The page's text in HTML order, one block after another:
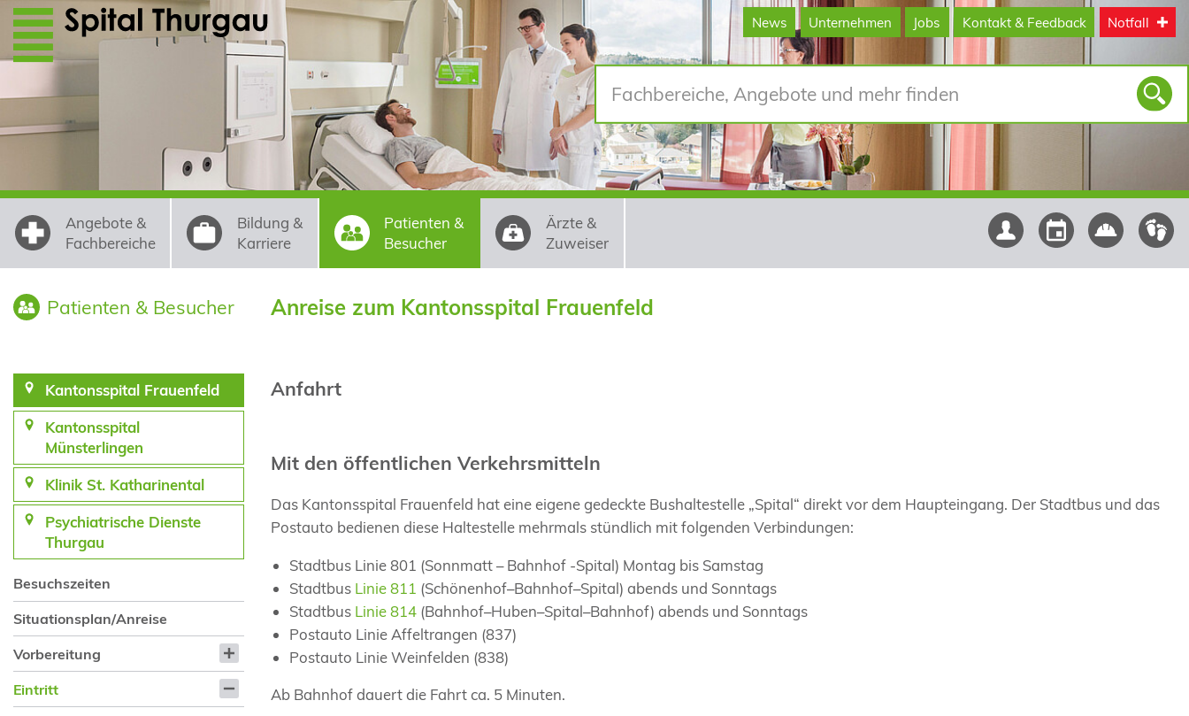
Direkt zum Inhalt
News Unternehmen Jobs Kontakt & Feedback Notfall
Angebote &
Fachbereiche
Bildung &
Karriere
Patienten &
Besucher
Ärzte &
Zuweiser
Patienten & Besucher
Kantonsspital Frauenfeld
Kantonsspital
Münsterlingen
Klinik St. Katharinental
Psychiatrische Dienste
Thurgau
Besuchszeiten
Situationsplan/Anreise
Vorbereitung
Eintritt
Anreise zum Kantonsspital Frauenfeld
Anfahrt
Mit den öffentlichen Verkehrsmitteln
Das Kantonsspital Frauenfeld hat eine eigene gedeckte Bushaltestelle „Spital“ direkt vor dem Haupteingang. Der Stadtbus und das
Postauto bedienen diese Haltestelle mehrmals stündlich mit folgenden Verbindungen:
Stadtbus Linie 801 (Sonnmatt – Bahnhof -Spital) Montag bis Samstag
Stadtbus Linie 811 (Schönenhof–Bahnhof–Spital) abends und Sonntags
Stadtbus Linie 814 (Bahnhof–Huben–Spital–Bahnhof) abends und Sonntags
Postauto Linie Affeltrangen (837)
Postauto Linie Weinfelden (838)
Ab Bahnhof dauert die Fahrt ca. 5 Minuten.